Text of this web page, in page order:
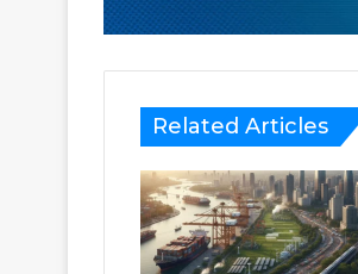
Related Articles